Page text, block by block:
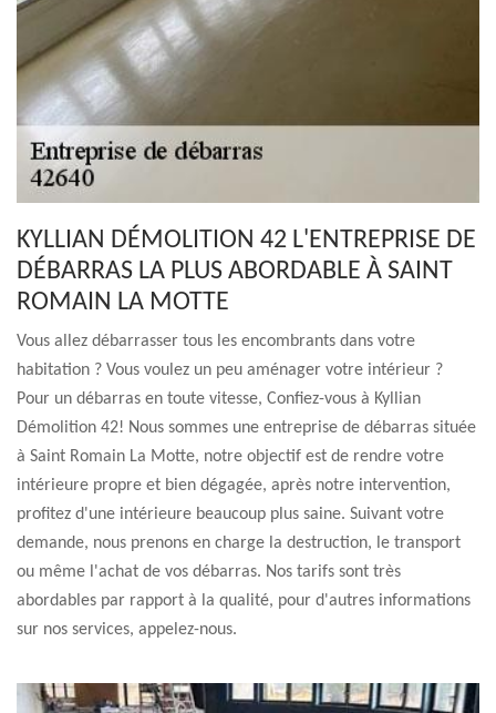
KYLLIAN DÉMOLITION 42 L'ENTREPRISE DE
DÉBARRAS LA PLUS ABORDABLE À SAINT
ROMAIN LA MOTTE
Vous allez débarrasser tous les encombrants dans votre
habitation ? Vous voulez un peu aménager votre intérieur ?
Pour un débarras en toute vitesse, Confiez-vous à Kyllian
Démolition 42! Nous sommes une entreprise de débarras située
à Saint Romain La Motte, notre objectif est de rendre votre
intérieure propre et bien dégagée, après notre intervention,
profitez d'une intérieure beaucoup plus saine. Suivant votre
demande, nous prenons en charge la destruction, le transport
ou même l'achat de vos débarras. Nos tarifs sont très
abordables par rapport à la qualité, pour d'autres informations
sur nos services, appelez-nous.